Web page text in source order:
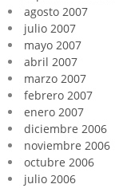
agosto 2007
julio 2007
mayo 2007
abril 2007
marzo 2007
febrero 2007
enero 2007
diciembre 2006
noviembre 2006
octubre 2006
julio 2006